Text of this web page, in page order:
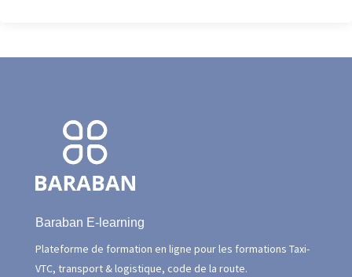
Baraban E-learning
Plateforme de formation en ligne pour les formations Taxi-
VTC, transport & logistique, code de la route.